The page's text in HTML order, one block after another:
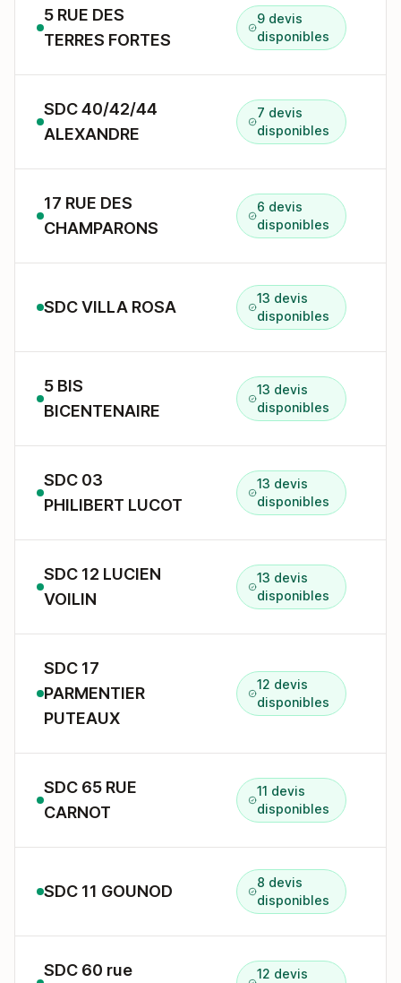
5 RUE DES
TERRES FORTES
9 devis
disponibles
SDC 40/42/44
ALEXANDRE
7 devis
disponibles
17 RUE DES
CHAMPARONS
6 devis
disponibles
SDC VILLA ROSA
13 devis
disponibles
5 BIS
BICENTENAIRE
13 devis
disponibles
SDC 03
PHILIBERT LUCOT
13 devis
disponibles
SDC 12 LUCIEN
VOILIN
13 devis
disponibles
SDC 17
PARMENTIER
PUTEAUX
12 devis
disponibles
SDC 65 RUE
CARNOT
11 devis
disponibles
SDC 11 GOUNOD
8 devis
disponibles
SDC 60 rue
12 devis